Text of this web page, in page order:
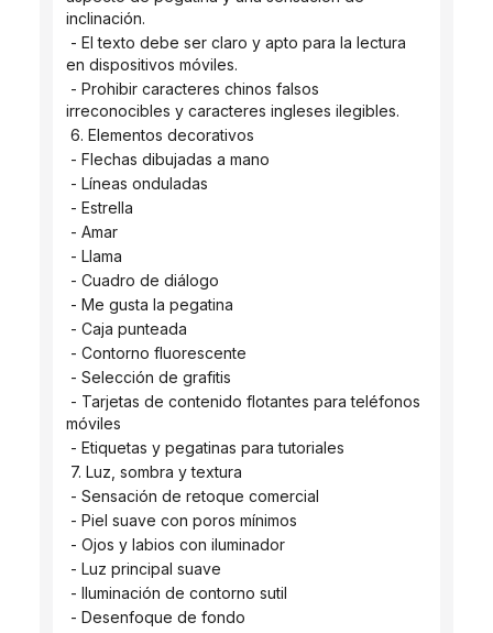
inclinación.
en dispositivos móviles.
irreconocibles y caracteres ingleses ilegibles.
6. Elementos decorativos
- Flechas dibujadas a mano
- Líneas onduladas
- Estrella
- Amar
- Llama
- Cuadro de diálogo
- Me gusta la pegatina
- Caja punteada
- Contorno fluorescente
- Selección de grafitis
móviles
- Etiquetas y pegatinas para tutoriales
7. Luz, sombra y textura
- Sensación de retoque comercial
- Piel suave con poros mínimos
- Ojos y labios con iluminador
- Luz principal suave
- Iluminación de contorno sutil
- Desenfoque de fondo